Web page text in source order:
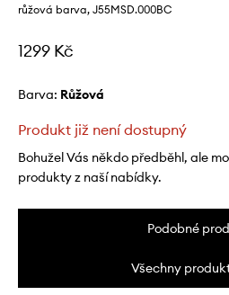
růžová barva, J55MSD.000BC
1299 Kč
Barva: růžová
Produkt již není dostupný
Bohužel Vás někdo předběhl, ale
produkty z naší nabídky.
Podobné
Všechny